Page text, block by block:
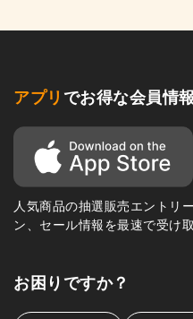
アプリ でお得な会員情
人気商品の抽選販売エントリ
ン、セール情報を最速で受け
お困りですか？